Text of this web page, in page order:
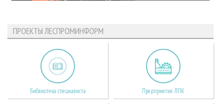
ПРОЕКТЫ ЛЕСПРОМИНФОРМ
Библиотека специалиста Предприятия ЛПК